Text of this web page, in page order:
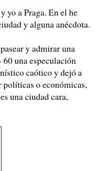
yo a Praga. En el he
y alguna anécdota.
y admirar una
una especulación
caótico y dejó a
políticas o económicas,
una ciudad cara,